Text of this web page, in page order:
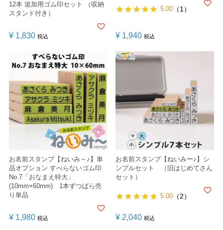
12本 追加用ゴム印セット （収納
スタンド付き）
¥ 1,830 税込 ¥ 1,940 税込
5.00 （1）
お名前スタンプ【ねいみ～♪】単
品オプション すべらないゴム印
No.7「おなまえ特大」
(10mm×60mm) 1本ずつばら売
り単品
¥ 1,980 税込
お名前スタンプ【ねいみー♪】シ
ンプルセット （旧はじめてさん
セット）
¥ 2,040 税込
5.00 （2）